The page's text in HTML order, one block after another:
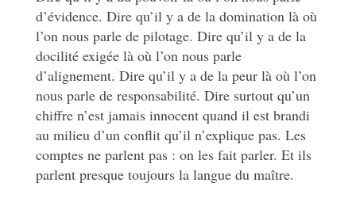
d’évidence. Dire qu’il y a de la domination là où
l’on nous parle de pilotage. Dire qu’il y a de la
docilité exigée là où l’on nous parle
d’alignement. Dire qu’il y a de la peur là où l’on
nous parle de responsabilité. Dire surtout qu’un
chiffre n’est jamais innocent quand il est brandi
au milieu d’un conflit qu’il n’explique pas. Les
comptes ne parlent pas : on les fait parler. Et ils
parlent presque toujours la langue du maître.